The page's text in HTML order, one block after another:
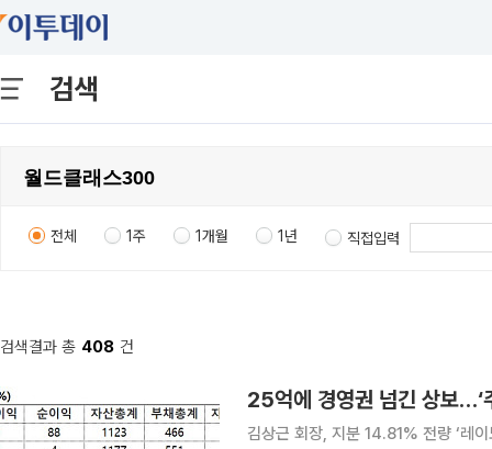
검색
전체 1주 1개월 1년 직접입력
검색결과 총 408 건
김상근 회장, 지분 14.81% 전량 ‘레